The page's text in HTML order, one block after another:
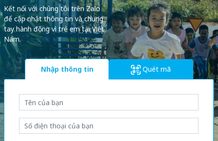
Kết nối với chúng tôi trên Zalo
để cập nhật thông tin và chung
tay hành động vì trẻ em tại Việt
Nam.
Nhập thông tin Quét mã